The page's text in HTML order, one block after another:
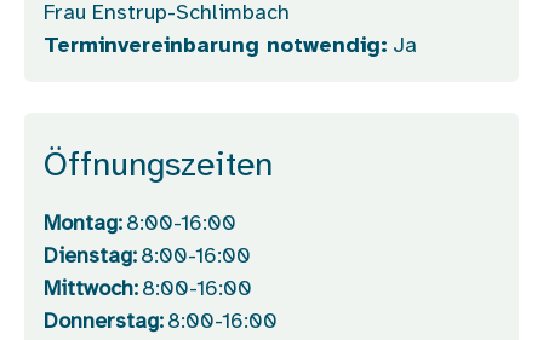
Frau Enstrup-Schlimbach
Terminvereinbarung notwendig: Ja
Öffnungszeiten
Montag: 8:00-16:00
Dienstag: 8:00-16:00
Mittwoch: 8:00-16:00
Donnerstag: 8:00-16:00